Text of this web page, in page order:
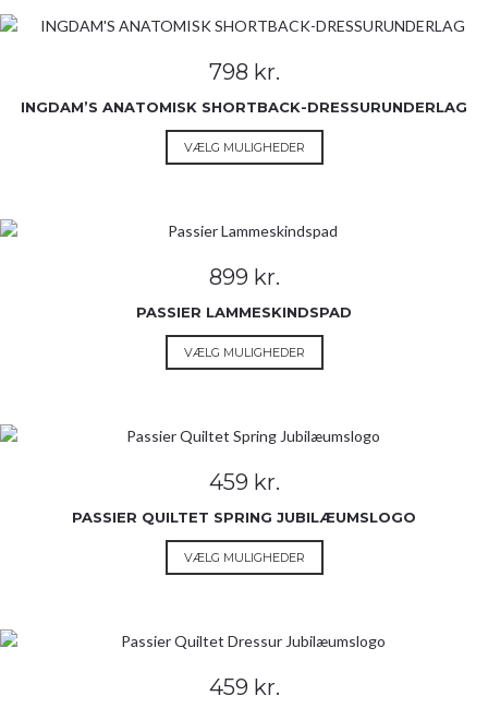
798 kr.
INGDAM’S ANATOMISK SHORTBACK-DRESSURUNDERLAG
VÆLG MULIGHEDER
vare
varianter.
vælges
på
899 kr.
PASSIER LAMMESKINDSPAD
VÆLG MULIGHEDER
vare
varianter.
vælges
på
459 kr.
PASSIER QUILTET SPRING JUBILÆUMSLOGO
VÆLG MULIGHEDER
vare
varianter.
459 kr.